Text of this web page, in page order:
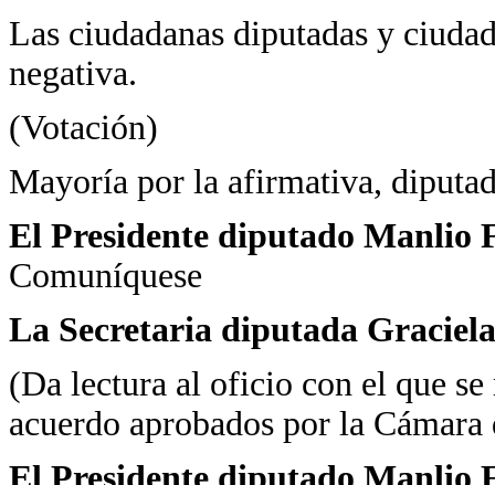
Las ciudadanas diputadas y
negativa.
(Votación)
Mayoría por la afirmativa,
El Presidente diputado Manlio
Comuníquese
La Secretaria diputada
(Da lectura al oficio con el que se
acuerdo aprobados por la